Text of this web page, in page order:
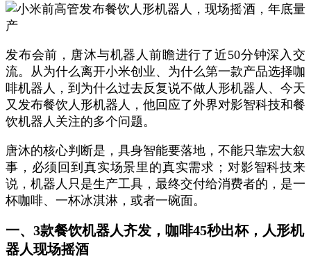
发布会前，唐沐与机器人前瞻进行了近50分钟深入交
流。从为什么离开小米创业、为什么第一款产品选择咖
啡机器人，到为什么过去反复说不做人形机器人、今天
又发布餐饮人形机器人，他回应了外界对影智科技和餐
饮机器人关注的多个问题。
唐沐的核心判断是，具身智能要落地，不能只靠宏大叙
事，必须回到真实场景里的真实需求；对影智科技来
说，机器人只是生产工具，最终交付给消费者的，是一
杯咖啡、一杯冰淇淋，或者一碗面。
一、3款餐饮机器人齐发，咖啡45秒出杯，人形机
器人现场摇酒